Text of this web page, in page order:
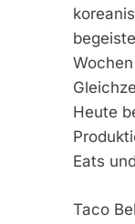
Heute
Eats
Taco